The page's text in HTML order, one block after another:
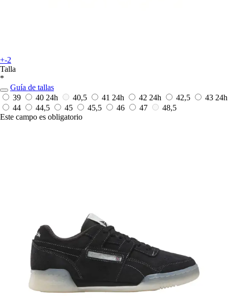
+-2
Talla
*
Guía de tallas
39
40 24h 40,5 41 24h 42 24h 42,5 43 24h
44
44,5 45 45,5 46 47
48,5
Este campo es obligatorio